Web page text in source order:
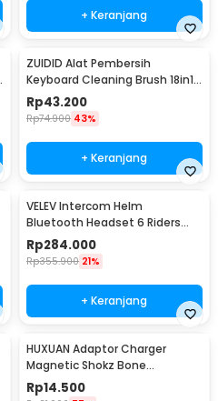
+ Keranjang
ZUIDID Alat Pembersih
Keyboard Cleaning Brush 18in1
- Q10
Rp43.200
Rp74.900 43%
+ Keranjang
VELEV Intercom Helm
Bluetooth Headset 6 Riders
Call IPX6 1000mAh - D2-6X
Rp284.000
Rp355.900 21%
+ Keranjang
HUXUAN Adaptor Charger
Magnetic Shokz Bone
Conduction Earphone MidBend
USB Type C - SY-ZW
Rp14.500